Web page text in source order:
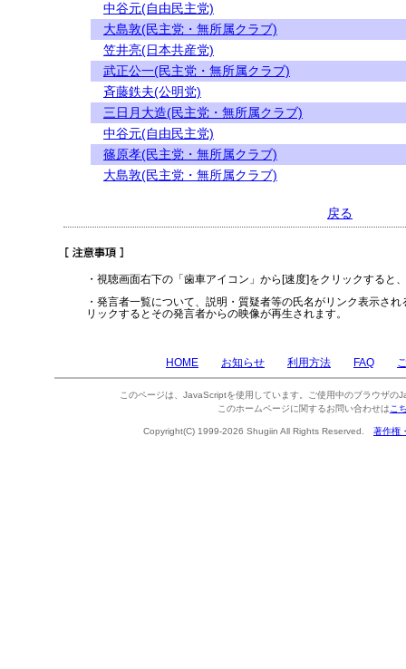
中谷元(自由民主党)
大島敦(民主党・無所属クラブ)
笠井亮(日本共産党)
武正公一(民主党・無所属クラブ)
斉藤鉄夫(公明党)
三日月大造(民主党・無所属クラブ)
中谷元(自由民主党)
篠原孝(民主党・無所属クラブ)
大島敦(民主党・無所属クラブ)
戻る
・視聴画面右下の「歯車アイコン」から[速度]をクリックすると
・発言者一覧について、説明・質疑者等の氏名がリンク表示さ
リックするとその発言者からの映像が再生されます。
HOME お知らせ 利用方法 FAQ
このページは、JavaScriptを使用しています。ご使用中のブラウザの
このホームページに関するお問い合わせは こ
Copyright(C) 1999-2026 Shugiin All Rights Reserved. 著作権